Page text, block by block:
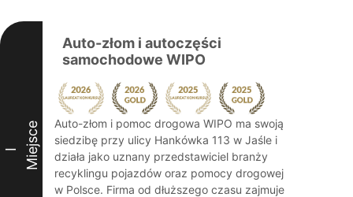
I Miejsce
Auto-złom i autoczęści
samochodowe WIPO
Auto-złom i pomoc drogowa WIPO ma swoją
siedzibę przy ulicy Hankówka 113 w Jaśle i
działa jako uznany przedstawiciel branży
recyklingu pojazdów oraz pomocy drogowej
w Polsce. Firma od dłuższego czasu zajmuje